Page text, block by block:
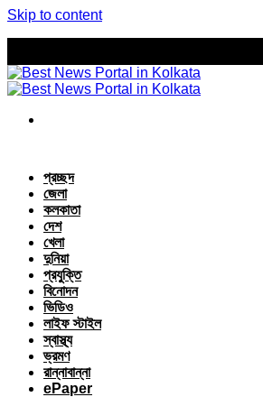
Skip to content
প্রচ্ছদ
জেলা
কলকাতা
দেশ
খেলা
দুনিয়া
প্রযুক্তি
বিনোদন
ভিডিও
লাইফ স্টাইল
স্বাস্থ্য
ভ্রমণ
রান্নাবান্না
ePaper